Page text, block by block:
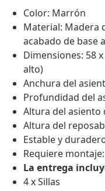
Color: Marrón
Material: Madera
acabado de base
Dimensiones: 58
alto)
Anchura del
Profundidad del
Altura del asiento
Altura del
Estable y
Requiere
La entrega
4 x Sillas